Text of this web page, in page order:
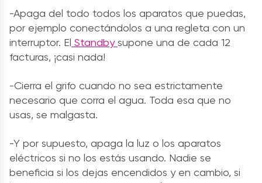
-Apaga del todo todos los aparatos que puedas,
por ejemplo conectándolos a una regleta con un
interruptor. El Standbysupone una de cada 12
facturas, ¡casi nada!
-Cierra el grifo cuando no sea estrictamente
necesario que corra el agua. Toda esa que no
usas, se malgasta.
-Y por supuesto, apaga la luz o los aparatos
eléctricos si no los estás usando. Nadie se
beneficia si los dejas encendidos y en cambio, si